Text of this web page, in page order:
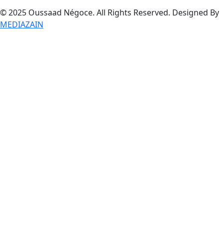
© 2025 Oussaad Négoce. All Rights Reserved. Designed By
MEDIAZAIN